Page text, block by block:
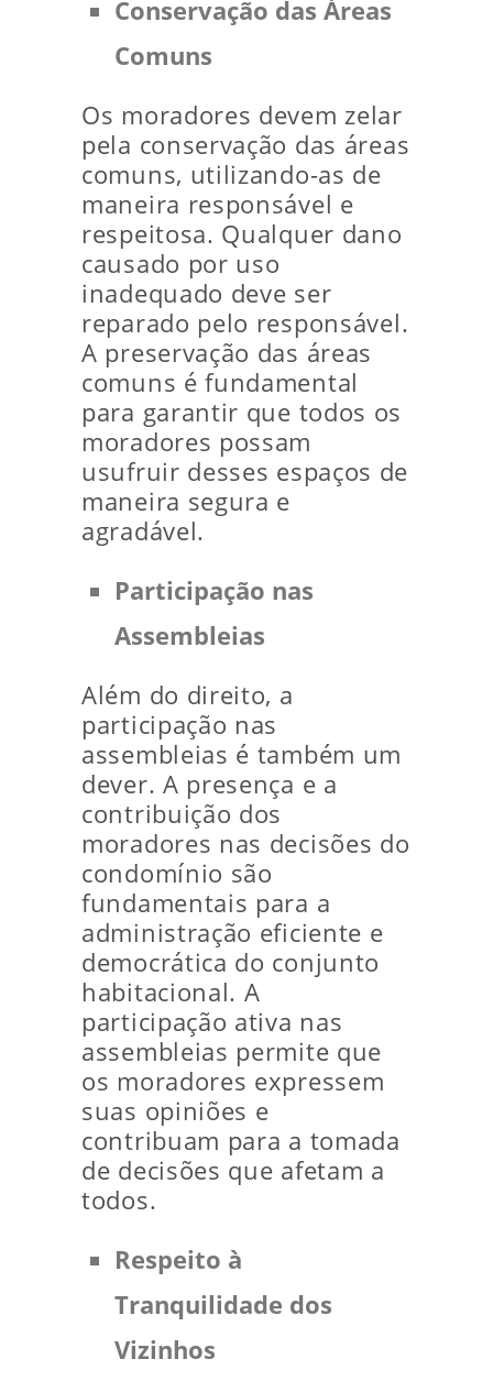
Conservação das Áreas
Comuns
Os moradores devem zelar
pela conservação das áreas
comuns, utilizando-as de
maneira responsável e
respeitosa. Qualquer dano
causado por uso
inadequado deve ser
reparado pelo responsável.
A preservação das áreas
comuns é fundamental
para garantir que todos os
moradores possam
usufruir desses espaços de
maneira segura e
agradável.
Participação nas
Assembleias
Além do direito, a
participação nas
assembleias é também um
dever. A presença e a
contribuição dos
moradores nas decisões do
condomínio são
fundamentais para a
administração eficiente e
democrática do conjunto
habitacional. A
participação ativa nas
assembleias permite que
os moradores expressem
suas opiniões e
contribuam para a tomada
de decisões que afetam a
todos.
Respeito à
Tranquilidade dos
Vizinhos